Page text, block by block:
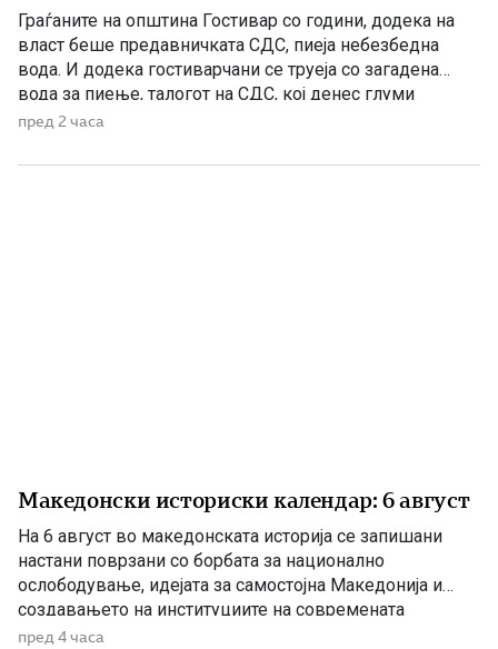
Граѓаните на општина Гостивар со години, додека на
власт беше предавничката СДС, пиеја небезбедна
вода. И додека гостиварчани се труеја со загадена
вода за пиење, талогот на СДС, кој денес глуми
загриженост, само за да ќари некој беден политички
анализи, во повеќе наврати во гостиварскиот
пред 2 часа
Македонски историски календар: 6 август
На 6 август во македонската историја се запишани
настани поврзани со борбата за национално
ослободување, идејата за самостојна Македонија и
создавањето на институциите на современата
македонска држава. 1875 – Роден е Григорие Хаџи
пред 4 часа